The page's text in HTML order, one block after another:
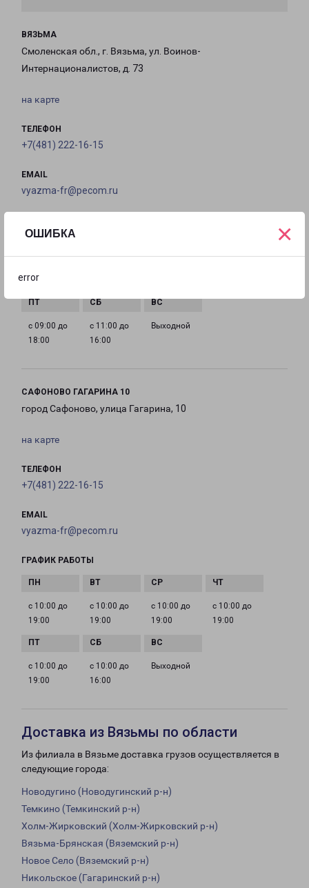
ОШИБКА
error
×
ВЯЗЬМА
Смоленская обл., г. Вязьма, ул. Воинов-
Интернационалистов, д. 73
на карте
ТЕЛЕФОН
+7(481) 222-16-15
EMAIL
vyazma-fr@pecom.ru
18:00
с 09:00 до
18:00
с 11:00 до
16:00
Выходной
САФОНОВО ГАГАРИНА 10
город Сафоново, улица Гагарина, 10
на карте
ТЕЛЕФОН
+7(481) 222-16-15
EMAIL
vyazma-fr@pecom.ru
ГРАФИК РАБОТЫ
с 10:00 до
19:00
с 10:00 до
19:00
с 10:00 до
19:00
с 10:00 до
19:00
с 10:00 до
19:00
с 10:00 до
16:00
Выходной
Доставка из Вязьмы по области
Из филиала в Вязьме доставка грузов осуществляется в
следующие города:
Новодугино (Новодугинский р-н)
Темкино (Темкинский р-н)
Холм-Жирковский (Холм-Жирковский р-н)
Вязьма-Брянская (Вяземский р-н)
Новое Село (Вяземский р-н)
Никольское (Гагаринский р-н)